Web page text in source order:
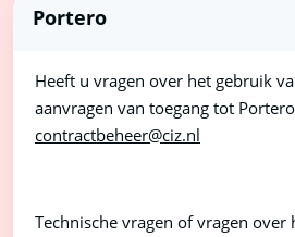
Portero
Heeft u vragen over het gebruik
aanvragen van toegang tot
contractbeheer@ciz.nl
Technische vragen of vragen over